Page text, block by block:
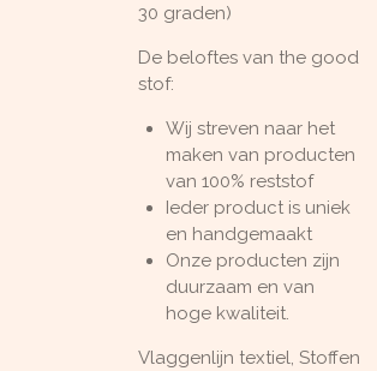
30 graden)
De beloftes van the good
stof:
Wij streven naar het
maken van producten
van 100% reststof
Ieder product is uniek
en handgemaakt
Onze producten zijn
duurzaam en van
hoge kwaliteit.
Vlaggenlijn textiel, Stoffen